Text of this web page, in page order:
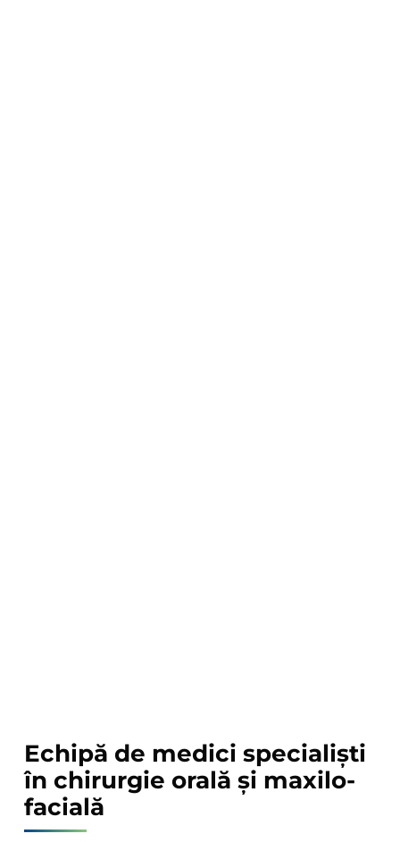
Echipă de medici specialiști
în chirurgie orală și maxilo-
facială